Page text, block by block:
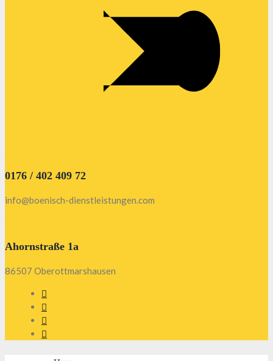
0176 / 402 409 72
info@boenisch-dienstleistungen.com
Ahornstraße 1a
86507 Oberottmarshausen